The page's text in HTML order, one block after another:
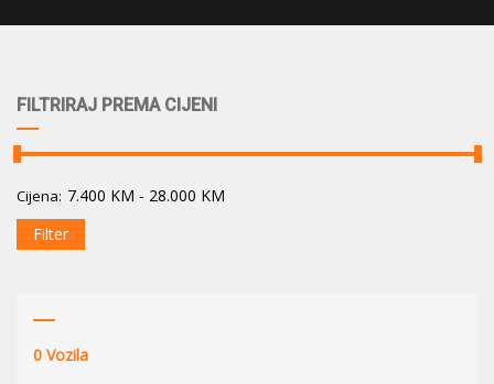
FILTRIRAJ PREMA CIJENI
Cijena: 7.400 KM - 28.000 KM
Filter
0 Vozila